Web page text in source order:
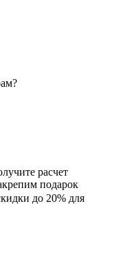
расчет
подарок
до 20% для